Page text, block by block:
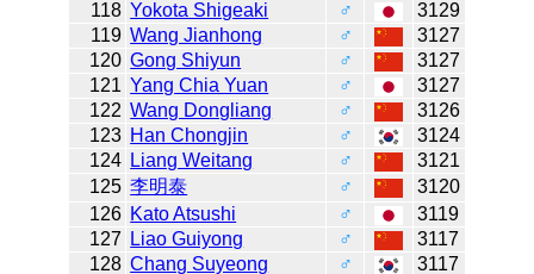
118 Yokota Shigeaki ♂
3129
119 Wang Jianhong ♂
3127
120 Gong Shiyun ♂
3127
121 Yang Chia Yuan ♂
3127
122 Wang Dongliang ♂
3126
123 Han Chongjin ♂
3124
124 Liang Weitang ♂
3121
125 李明泰 ♂
3120
126 Kato Atsushi ♂
3119
127
Liao Guiyong ♂
3117
128 Chang Suyeong ♂
3117